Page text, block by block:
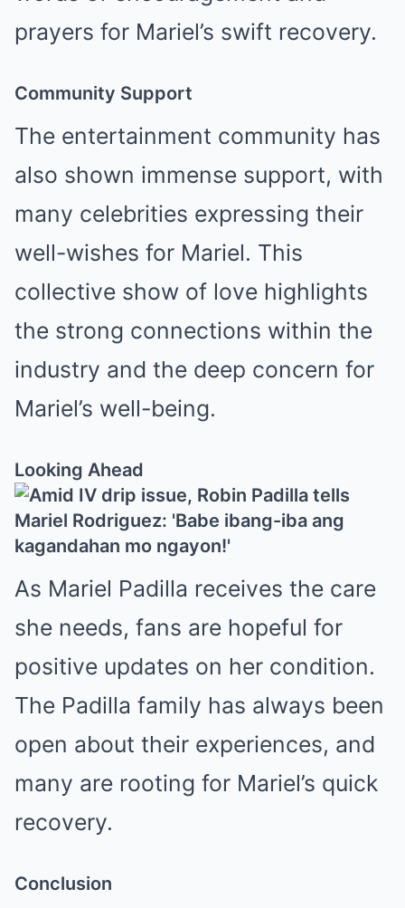
prayers for Mariel’s swift recovery.
Community Support
The entertainment community has
also shown immense support, with
many celebrities expressing their
well-wishes for Mariel. This
collective show of love highlights
the strong connections within the
industry and the deep concern for
Mariel’s well-being.
Looking Ahead
As Mariel Padilla receives the care
she needs, fans are hopeful for
positive updates on her condition.
The Padilla family has always been
open about their experiences, and
many are rooting for Mariel’s quick
recovery.
Conclusion